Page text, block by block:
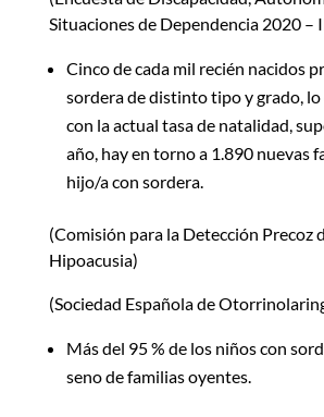
Situaciones de Dependencia 2020 –
Cinco de cada mil recién nacidos
sordera de distinto tipo y grado, lo
con la actual tasa de natalidad,
año, hay en torno a 1.890 nuevas
hijo/a con sordera.
(Comisión para la Detección Precoz
Hipoacusia)
(Sociedad Española de
Más del 95 % de los niños con
seno de familias oyentes.